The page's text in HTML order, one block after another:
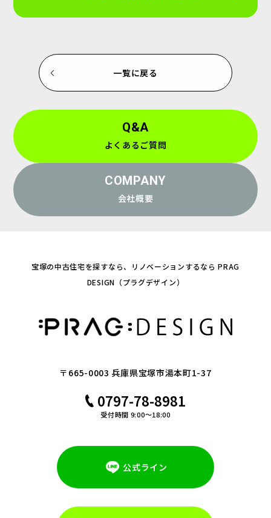
一覧に戻る
Q&A
よくあるご質問
COMPANY
会社概要
宝塚の中古住宅を探すなら、リノベーションするなら PRAG
DESIGN（プラグデザイン）
〒665-0003 兵庫県宝塚市湯本町1-37
0797-78-8981
受付時間 9:00～18:00
公式ライン